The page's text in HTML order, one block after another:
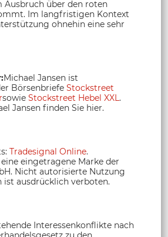
Ausbruch über den roten
Im langfristigen Kontext
ohnehin eine sehr
Michael Jansen ist
Börsenbriefe Stockstreet
sowie Stockstreet Hebel XXL.
Jansen finden Sie hier.
Tradesignal Online.
eingetragene Marke der
Nicht autorisierte Nutzung
ist ausdrücklich verboten.
Interessenkonflikte nach